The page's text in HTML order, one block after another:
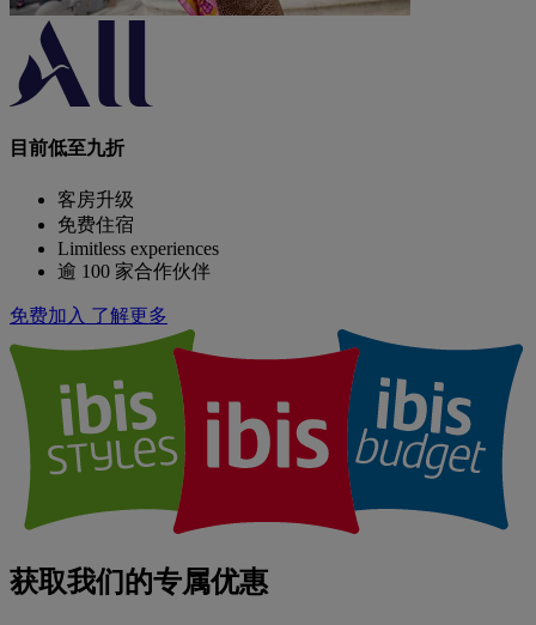
目前低至九折
客房升级
免费住宿
Limitless experiences
逾 100 家合作伙伴
免费加入 了解更多
获取我们的专属优惠